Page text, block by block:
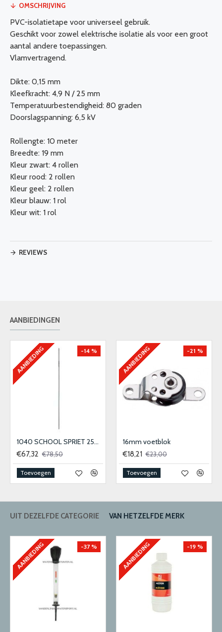
OMSCHRIJVING
PVC-isolatietape voor universeel gebruik.
Geschikt voor zowel elektrische isolatie als voor een groot
aantal andere toepassingen.
Vlamvertragend.
Dikte: 0,15 mm
Kleefkracht: 4,9 N / 25 mm
Temperatuurbestendigheid: 80 graden
Doorslagspanning: 6,5 kV
Rollengte: 10 meter
Breedte: 19 mm
Kleur zwart: 4 rollen
Kleur rood: 2 rollen
Kleur geel: 2 rollen
Kleur blauw: 1 rol
Kleur wit: 1 rol
REVIEWS
AANBIEDINGEN
AANBIEDING -14 %
1040 SCHOOL SPRIET 25MM
€67,32 €78,50
Toevoegen
AANBIEDING -21 %
16mm voetblok
€18,21 €23,00
Toevoegen
UIT DEZELFDE CATEGORIE VAN HETZELFDE MERK
AANBIEDING -37 % AANBIEDING -19 %